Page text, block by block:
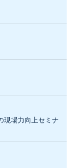
現場力向上セミナ